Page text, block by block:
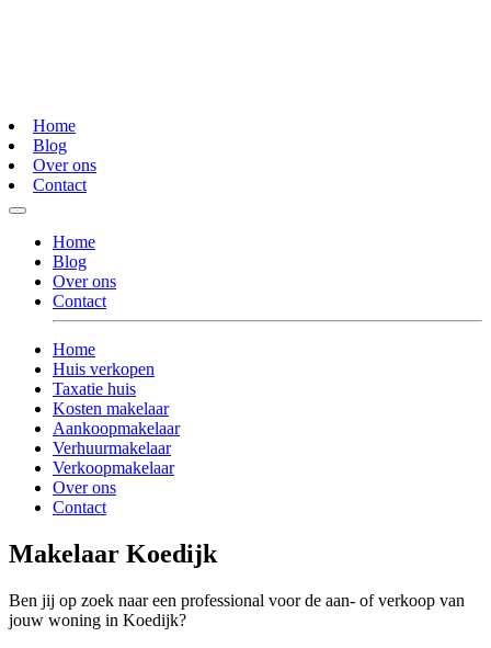
Home
Blog
Over ons
Contact
Home
Blog
Over ons
Contact
Home
Huis verkopen
Taxatie huis
Kosten makelaar
Aankoopmakelaar
Verhuurmakelaar
Verkoopmakelaar
Over ons
Contact
Makelaar Koedijk
Ben jij op zoek naar een professional voor de aan- of verkoop van
jouw woning in Koedijk?